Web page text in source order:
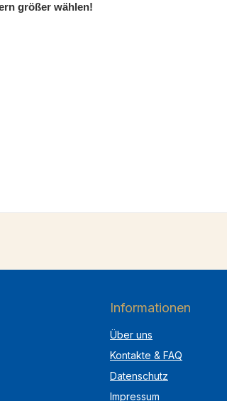
größer wählen!
Informationen
Über uns
Kontakte & FAQ
Datenschutz
Impressum